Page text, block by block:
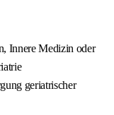
Innere Medizin oder
geriatrischer